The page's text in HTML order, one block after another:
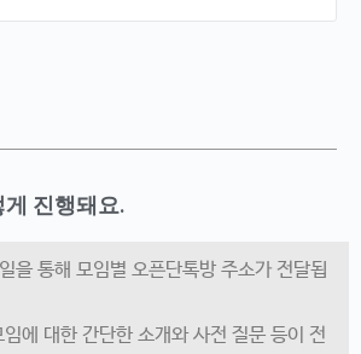
진행돼요.
을 통해 모임별 오픈단톡방 주소가 전달됩
에 대한 간단한 소개와 사전 질문 등이 전